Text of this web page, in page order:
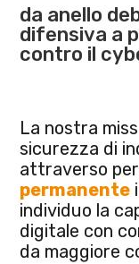
da anello
difensiva a
contro il
La nostra
sicurezza di
attraverso
permanente
individuo la
digitale con
da maggiore